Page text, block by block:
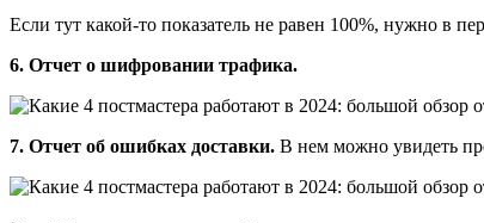
Если тут какой-то показатель не равен 100%, нужно в
6. Отчет о шифровании трафика.
7. Отчет об ошибках доставки. В нем можно увидеть